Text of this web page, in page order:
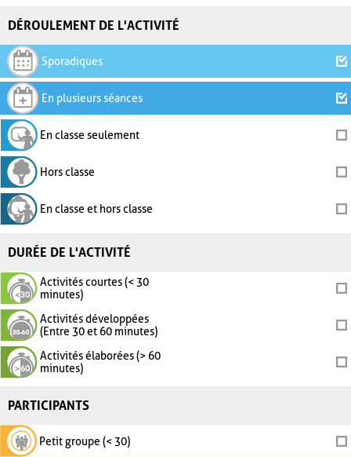
DÉROULEMENT DE L'ACTIVITÉ
Sporadiques
En plusieurs séances
En classe seulement
Hors classe
En classe et hors classe
DURÉE DE L'ACTIVITÉ
Activités courtes (< 30
minutes)
Activités développées
(Entre 30 et 60 minutes)
Activités élaborées (> 60
minutes)
PARTICIPANTS
Petit groupe (< 30)